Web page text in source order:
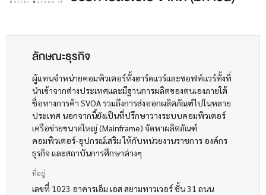
ลักษณะธุรกิจ
ผู้แทนจำหน่ายคอมพิวเตอร์ทั้งฮาร์ดแวร์และซอฟท์แวร์ทั้งที่
นำเข้าจากต่างประเทศและมีฐานการผลิตของตนเองภายใต้
ชื่อทางการค้า SVOA รวมถึงการส่งออกผลิตภัณฑ์ไปในหลาย
ประเทศ นอกจากนี้ยังเป็นที่ปรึกษาวางระบบคอมพิวเตอร์
เครือข่ายขนาดใหญ่ (Mainframe) จัดหาผลิตภัณฑ์
คอมพิวเตอร์-อุปกรณ์เสริม ให้กับหน่วยงานราชการ องค์กร
ธุรกิจ และสถาบันการศึกษาต่างๆ
ที่อยู่
เลขที่ 1023 อาคารเอ็ม เอส สยามทาวเวอร์ ชั้น 31 ถนน